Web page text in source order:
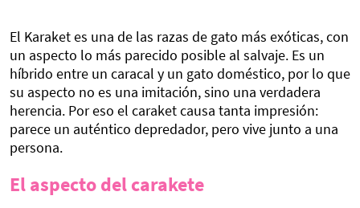
El Karaket es una de las razas de gato más exóticas, con
un aspecto lo más parecido posible al salvaje. Es un
híbrido entre un caracal y un gato doméstico, por lo que
su aspecto no es una imitación, sino una verdadera
herencia. Por eso el caraket causa tanta impresión:
parece un auténtico depredador, pero vive junto a una
persona.
El aspecto del carakete